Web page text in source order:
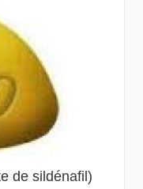
de sildénafil)